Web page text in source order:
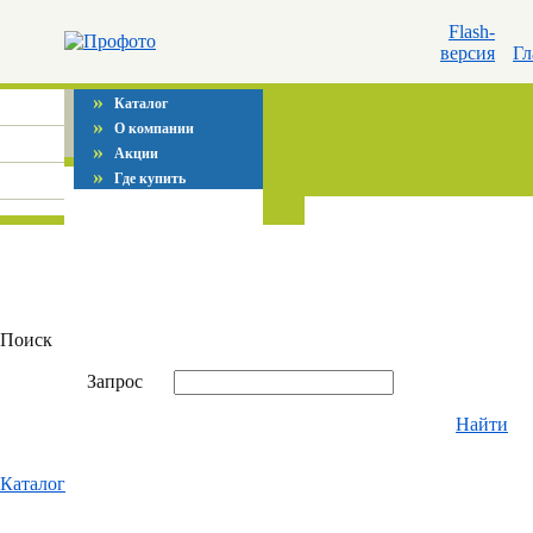
Flash-
версия
» Каталог
» О компании
» Акции
» Где купить
Поиск
Запрос
Найти
Каталог